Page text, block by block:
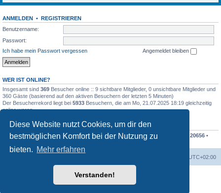
Diese Website nutzt Cookies, um dir den
bestmöglichen Komfort bei der Nutzung zu
bieten. Mehr erfahren
Verstanden!
ANMELDEN • REGISTRIEREN
Benutzername:
Passwort:
Ich habe mein Passwort vergessen
Angemeldet bleiben
WER IST ONLINE?
Insgesamt sind 369 Besucher online :: 9 sichtbare Mitglieder, 0 unsichtbare Mitglieder und
360 Gäste (basierend auf den aktiven Besuchern der letzten 5 Minuten)
Der Besucherrekord liegt bei 5933 Besuchern, die am Mo, 21.07.2025 18:19 gleichzeitig
online waren.
STATISTIK
Beiträge insgesamt207838• Themen insgesamt48676• Mitglieder insgesamt 20656 •
Unser neuestes Mitglied:
UTC+02:00
Powered byphpBB® Forum Software © phpBB Limited
phpBB.de